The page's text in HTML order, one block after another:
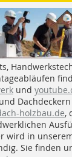
und
holzbau.de,
wird in
Sie finden